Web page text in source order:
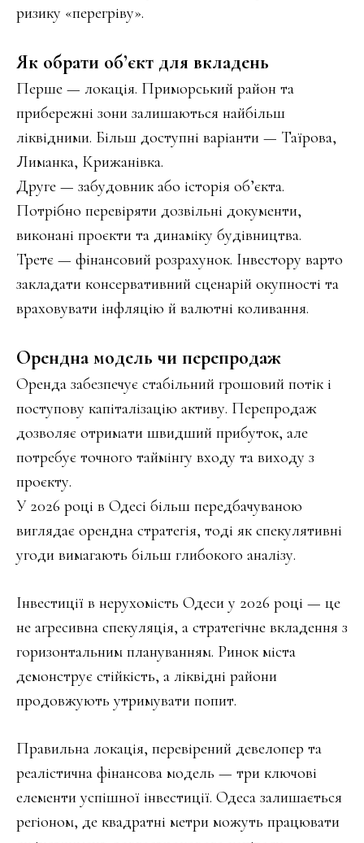
ризику «перегріву».
Як обрати об’єкт для вкладень
Перше — локація. Приморський район та
прибережні зони залишаються найбільш
ліквідними. Більш доступні варіанти — Таїрова,
Лиманка, Крижанівка.
Друге — забудовник або історія об’єкта.
Потрібно перевіряти дозвільні документи,
виконані проєкти та динаміку будівництва.
Третє — фінансовий розрахунок. Інвестору варто
закладати консервативний сценарій окупності та
враховувати інфляцію й валютні коливання.
Орендна модель чи перепродаж
Оренда забезпечує стабільний грошовий потік і
поступову капіталізацію активу. Перепродаж
дозволяє отримати швидший прибуток, але
потребує точного таймінгу входу та виходу з
проєкту.
У 2026 році в Одесі більш передбачуваною
виглядає орендна стратегія, тоді як спекулятивні
угоди вимагають більш глибокого аналізу.
Інвестиції в нерухомість Одеси у 2026 році — це
не агресивна спекуляція, а стратегічне вкладення з
горизонтальним плануванням. Ринок міста
демонструє стійкість, а ліквідні райони
продовжують утримувати попит.
Правильна локація, перевірений девелопер та
реалістична фінансова модель — три ключові
елементи успішної інвестиції. Одеса залишається
регіоном, де квадратні метри можуть працювати